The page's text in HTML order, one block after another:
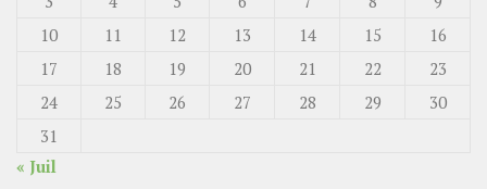
10
11 12 13 14 15
16
17
18 19 20 21 22
23
24
25 26 27 28 29
30
31
« Juil